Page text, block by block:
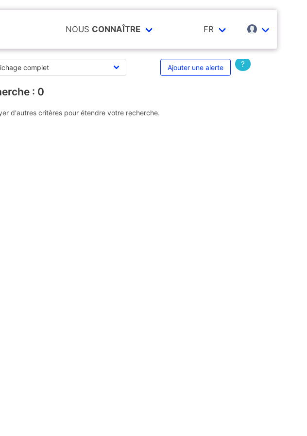
NOUS CONNAÎTRE FR
Ajouter une alerte ?
: 0
d'autres critères pour étendre votre recherche.